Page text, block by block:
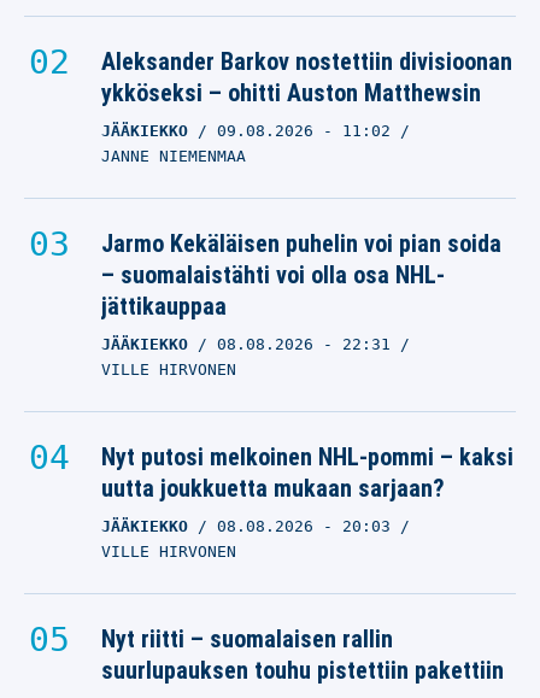
Aleksander Barkov nostettiin divisioonan
ykköseksi – ohitti Auston Matthewsin
JÄÄKIEKKO 09.08.2026 - 11:02
JANNE NIEMENMAA
Jarmo Kekäläisen puhelin voi pian soida
– suomalaistähti voi olla osa NHL-
jättikauppaa
JÄÄKIEKKO 08.08.2026 - 22:31
VILLE HIRVONEN
Nyt putosi melkoinen NHL-pommi – kaksi
uutta joukkuetta mukaan sarjaan?
JÄÄKIEKKO 08.08.2026 - 20:03
VILLE HIRVONEN
Nyt riitti – suomalaisen rallin
suurlupauksen touhu pistettiin pakettiin